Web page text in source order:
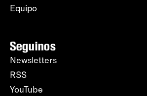
Equipo
Seguinos
Newsletters
RSS
YouTube